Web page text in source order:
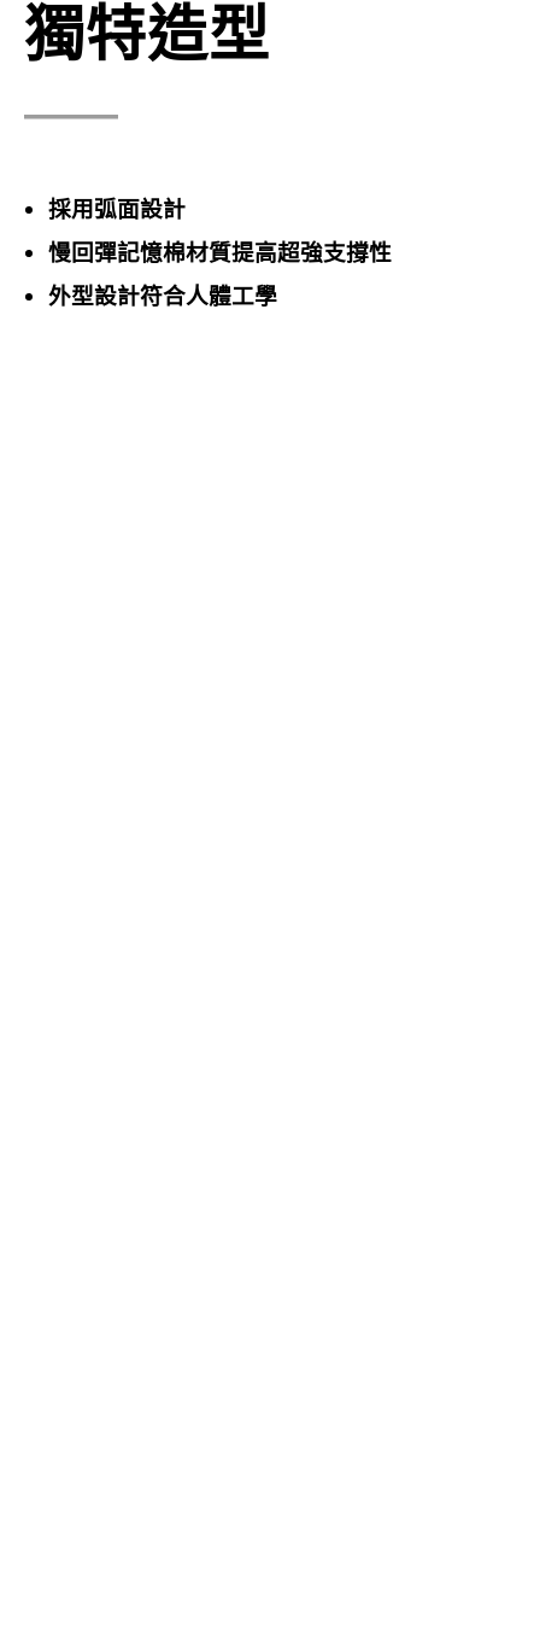
獨特造型
採用弧面設計
慢回彈記憶棉材質提高超強支撐性
外型設計符合人體工學